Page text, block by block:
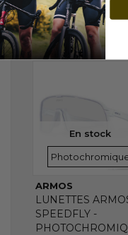
En stock
VERRES
ARMOS
LUNETTES
SPEEDFLY -